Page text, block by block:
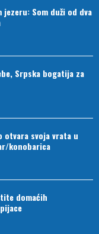
Som duži od dva
Srpska bogatija za
otvara svoja vrata u
konobarica
domaćih